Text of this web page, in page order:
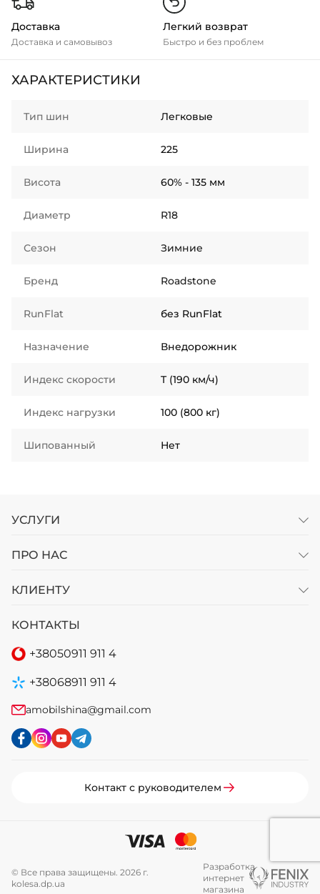
Доставка
Доставка и самовывоз
Легкий возврат
Быстро и без проблем
ХАРАКТЕРИСТИКИ
Тип шин Легковые
Ширина 225
Висота 60% - 135 мм
Диаметр R18
Сезон Зимние
Бренд Roadstone
RunFlat без RunFlat
Назначение Внедорожник
Индекс скорости T (190 км/ч)
Индекс нагрузки 100 (800 кг)
Шипованный Нет
УСЛУГИ
ПРО НАС
КЛИЕНТУ
КОНТАКТЫ
+38050911 911 4
+38068911 911 4
amobilshina@gmail.com
Контакт с руководителем
© Все права защищены. 2026 г.
kolesa.dp.ua
Разработка
интернет
магазина